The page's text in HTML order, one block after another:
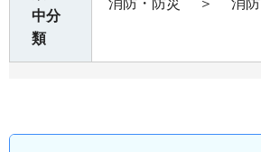
中分
類